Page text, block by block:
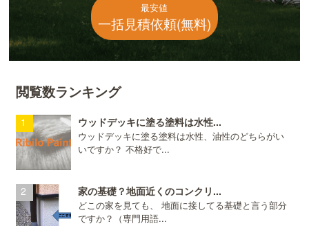
最安値
一括見積依頼(無料)
閲覧数ランキング
ウッドデッキに塗る塗料は水性...
ウッドデッキに塗る塗料は水性、油性のどちらがい
いですか？ 不格好で...
家の基礎？地面近くのコンクリ...
どこの家を見ても、 地面に接してる基礎と言う部分
ですか？（専門用語...